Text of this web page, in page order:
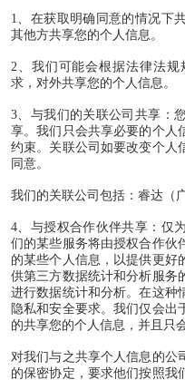
1、在获取明确同意的情况下
其他方共享您的个人信息。
2、我们可能会根据法律法
求，对外共享您的个人信息。
3、与我们的关联公司共享：
享。我们只会共享必要的个人
约束。关联公司如要改变个人
同意。
我们的关联公司包括：睿达（
4、与授权合作伙伴共享：仅
们的某些服务将由授权合作伙
的某些个人信息，以提供更好
供第三方数据统计和分析服务
进行数据统计和分析。在这种
隐私和安全要求。我们仅会出
的共享您的个人信息，并且只
对我们与之共享个人信息的公
的保密协定，要求他们按照我